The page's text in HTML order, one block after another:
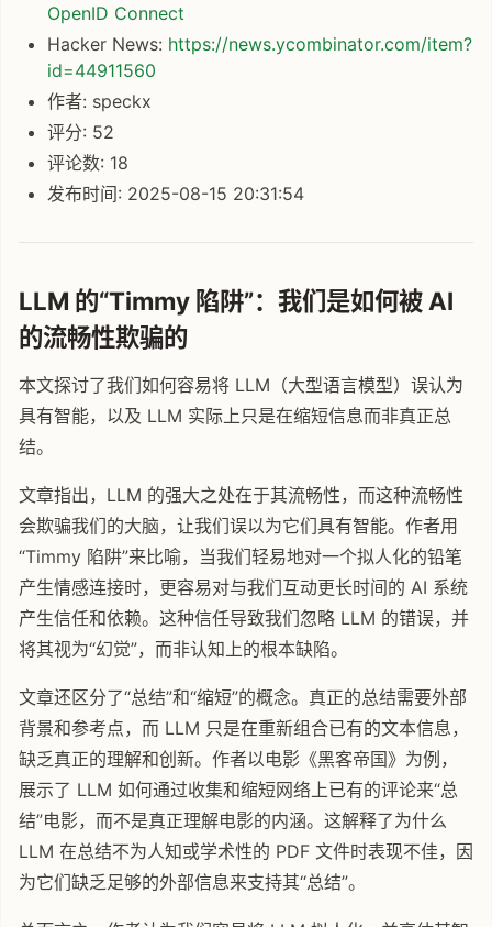
OpenID Connect
Hacker News: https://news.ycombinator.com/item?
id=44911560
作者: speckx
评分: 52
评论数: 18
发布时间: 2025-08-15 20:31:54
LLM 的“Timmy 陷阱”：我们是如何被 AI
的流畅性欺骗的
本文探讨了我们如何容易将 LLM（大型语言模型）误认为
具有智能，以及 LLM 实际上只是在缩短信息而非真正总
结。
文章指出，LLM 的强大之处在于其流畅性，而这种流畅性
会欺骗我们的大脑，让我们误以为它们具有智能。作者用
“Timmy 陷阱”来比喻，当我们轻易地对一个拟人化的铅笔
产生情感连接时，更容易对与我们互动更长时间的 AI 系统
产生信任和依赖。这种信任导致我们忽略 LLM 的错误，并
将其视为“幻觉”，而非认知上的根本缺陷。
文章还区分了“总结”和“缩短”的概念。真正的总结需要外部
背景和参考点，而 LLM 只是在重新组合已有的文本信息，
缺乏真正的理解和创新。作者以电影《黑客帝国》为例，
展示了 LLM 如何通过收集和缩短网络上已有的评论来“总
结”电影，而不是真正理解电影的内涵。这解释了为什么
LLM 在总结不为人知或学术性的 PDF 文件时表现不佳，因
为它们缺乏足够的外部信息来支持其“总结”。